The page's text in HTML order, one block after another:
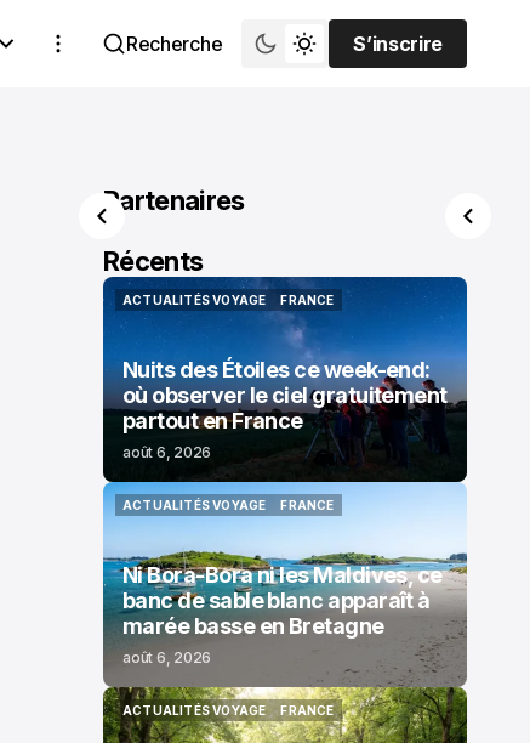
Recherche
S’inscrire
S’inscrire
Partenaires
Récents
ACTUALITÉS VOYAGE
ACTUALITÉS VOYAGE
FRANCE
FRANCE
Nuits des Étoiles ce week-end:
où observer le ciel gratuitement
partout en France
août 6, 2026
ACTUALITÉS VOYAGE
FRANCE
Ni Bora-Bora ni les Maldives, ce
banc de sable blanc apparaît à
marée basse en Bretagne
août 6, 2026
ACTUALITÉS VOYAGE
ACTUALITÉS VOYAGE
FRANCE
FRANCE